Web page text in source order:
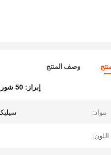
وصف المنتج
إبراز: 50 شور قناع أنف من السيليكون
مواد:
اللون: